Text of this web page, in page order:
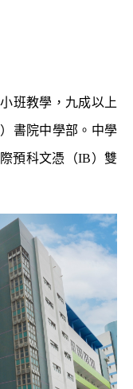
班教學，九成以上
書院中學部。中學
預科文憑（IB）雙